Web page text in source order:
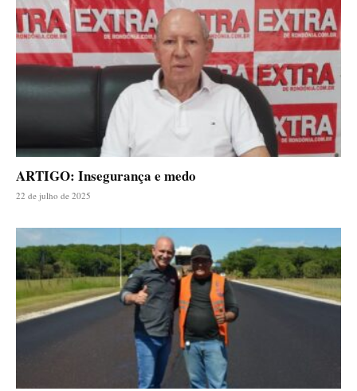
ARTIGO: Insegurança e medo
22 de julho de 2025